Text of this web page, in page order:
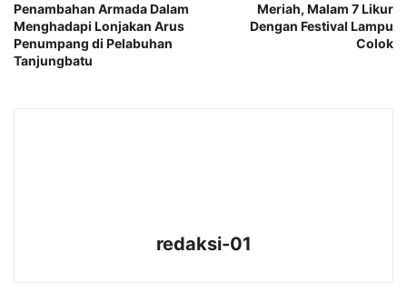
Penambahan Armada Dalam
Menghadapi Lonjakan Arus
Penumpang di Pelabuhan
Tanjungbatu
Meriah, Malam 7 Likur
Dengan Festival Lampu
Colok
redaksi-01